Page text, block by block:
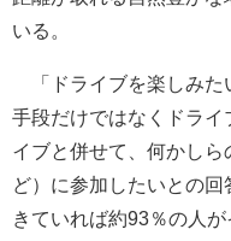
いる。
「ドライブを楽しみた
手段だけではなくドライ
イブと併せて、何かし
ど）に参加したいとの
きていれば約93％の人